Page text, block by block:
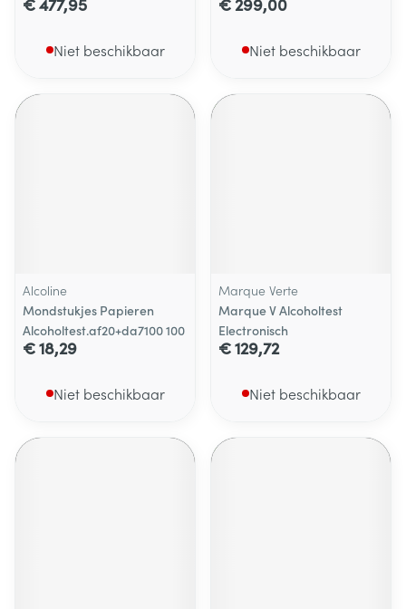
Niet beschikbaar Niet beschikbaar
Alcoline
Mondstukjes Papieren
Alcoholtest.af20+da7100 100
€ 18,29
Niet beschikbaar
Marque Verte
Marque V Alcoholtest
Electronisch
€ 129,72
Niet beschikbaar